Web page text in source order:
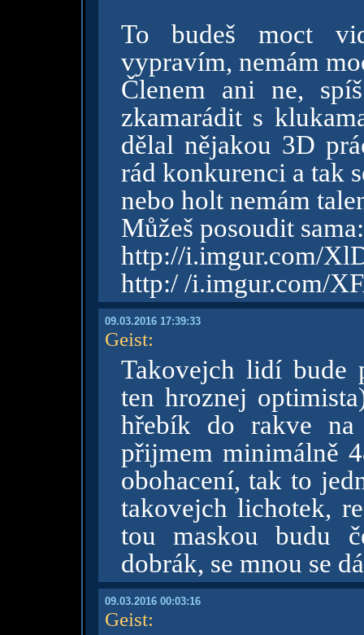
To budeš moct
vypravím, nemám
Členem ani ne,
zkamarádit s
dělal nějakou 3D
rád konkurenci a tak
nebo holt nemám
Můžeš posoudit sama:
http://i.imgur.com/
http:/ /i.imgur.com/
09.03.2016 17:39:33
Geist:
Takovejch lidí bude
ten hroznej
hřebík do rakve na
přijmem minimálně
obohacení, tak to
takovejch lichotek,
tou maskou budu
dobrák, se mnou se
09.03.2016 00:03:16
Geist: